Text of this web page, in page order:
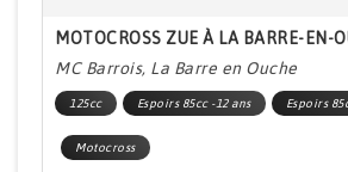
MOTOCROSS ZUE À LA BARRE-EN-
MC Barrois, La Barre en Ouche
125cc Espoirs 85cc -12 ans Espoirs
Motocross